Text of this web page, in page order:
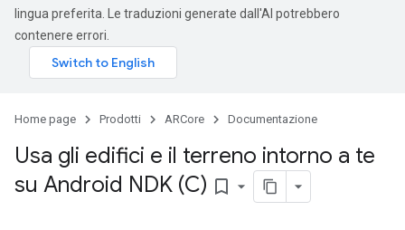
lingua preferita. Le traduzioni generate dall'AI potrebbero
contenere errori.
Home page Prodotti ARCore Documentazione
Usa gli edifici e il terreno intorno a te
su Android NDK (C) bookmark_border